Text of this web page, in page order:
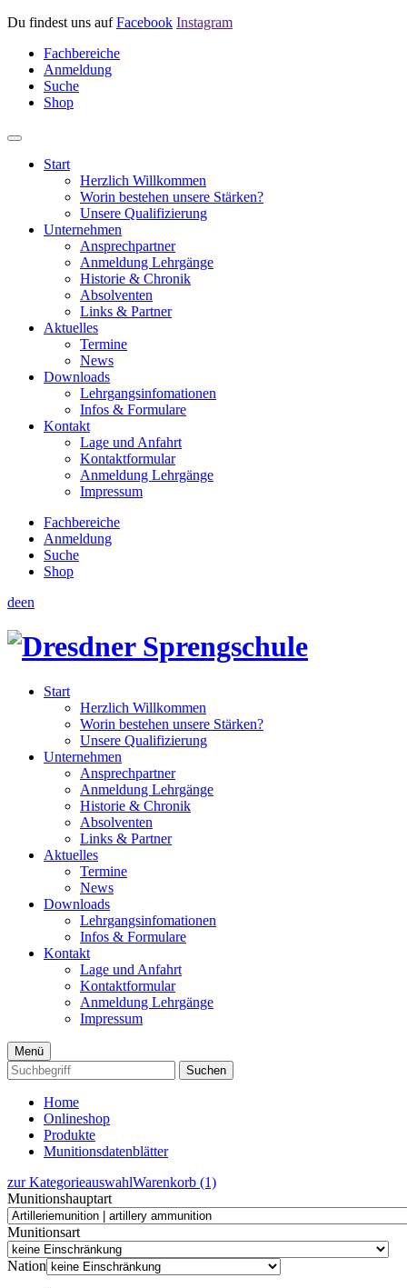
Du findest uns aufFacebook Instagram
Fachbereiche
Anmeldung
Suche
Shop
Start
Herzlich Willkommen
Worin bestehen unsere Stärken?
Unsere Qualifizierung
Unternehmen
Ansprechpartner
Anmeldung Lehrgänge
Historie & Chronik
Absolventen
Links & Partner
Aktuelles
Termine
News
Downloads
Lehrgangsinfomationen
Infos & Formulare
Kontakt
Lage und Anfahrt
Kontaktformular
Anmeldung Lehrgänge
Impressum
Fachbereiche
Anmeldung
Suche
Shop
deen
Start
Herzlich Willkommen
Worin bestehen unsere Stärken?
Unsere Qualifizierung
Unternehmen
Ansprechpartner
Anmeldung Lehrgänge
Historie & Chronik
Absolventen
Links & Partner
Aktuelles
Termine
News
Downloads
Lehrgangsinfomationen
Infos & Formulare
Kontakt
Lage und Anfahrt
Kontaktformular
Anmeldung Lehrgänge
Impressum
Menü
Suchen
Home
Onlineshop
Produkte
Munitionsdatenblätter
zur KategorieauswahlWarenkorb (1)
Munitionshauptart
Munitionsart
Nation